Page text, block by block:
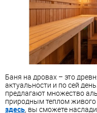
Баня на дровах – это
актуальности и по сей
предлагают множество
природным теплом
здесь, вы сможете